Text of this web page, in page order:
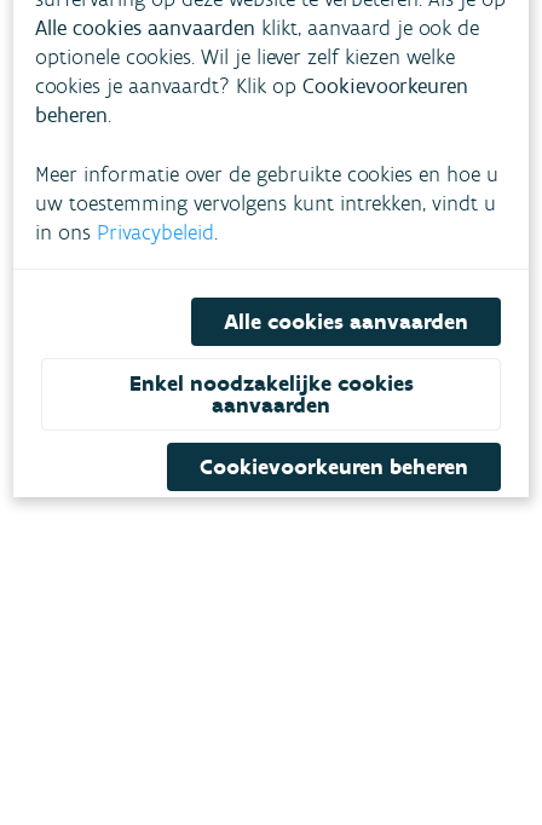
Alle cookies aanvaarden klikt, aanvaard je ook de
optionele cookies. Wil je liever zelf kiezen welke
cookies je aanvaardt? Klik opCookievoorkeuren
beheren.
Meer informatie over de gebruikte cookies en hoe u
uw toestemming vervolgens kunt intrekken, vindt u
in ons Privacybeleid.
Alle cookies aanvaarden
Enkel noodzakelijke cookies
aanvaarden
Cookievoorkeuren beheren